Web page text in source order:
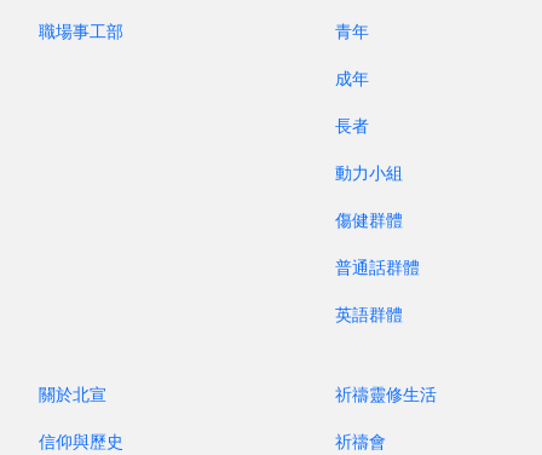
職場事工部 青年
成年
長者
動力小組
傷健群體
普通話群體
英語群體
關於北宣
信仰與歷史
祈禱靈修生活
祈禱會